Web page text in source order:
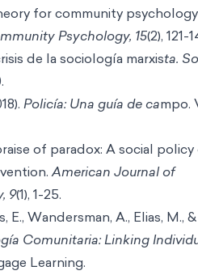
for community
Psychology, 15(2), 121-
de la sociología marxista.
Policía: Una guía de campo.
of paradox: A social
American Journal of
9(1), 1-25.
E., Wandersman, A., Elias, M., &
Comunitaria: Linking
Learning.